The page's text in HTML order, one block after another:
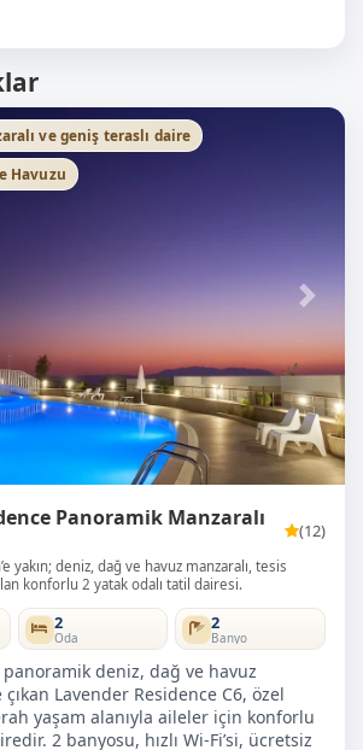
keyif aldık, tekrar gidebileceğimiz
bir yer. Arzuladığınız ne varsa
manzarası, profesyonel
ve konforlu bir tatil yaşayabilirsiniz.
May 2021
on numara
ve geniş teraslı daire
Havuzu
Panoramik Manzaralı
(12)
yakın; deniz, dağ ve havuz manzaralı, tesis
konforlu 2 yatak odalı tatil dairesi.
2
Oda
2
Banyo
panoramik deniz, dağ ve havuz
Lavender Residence C6, özel
yaşam alanıyla aileler için konforlu
2 banyosu, hızlı Wi-Fi’si, ücretsiz